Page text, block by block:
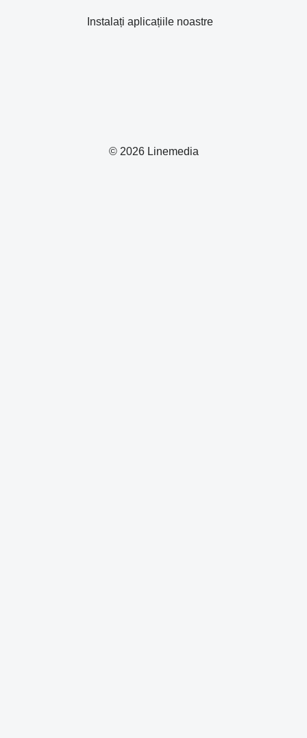
© 2026 Linemedia
Instalați aplicațiile noastre